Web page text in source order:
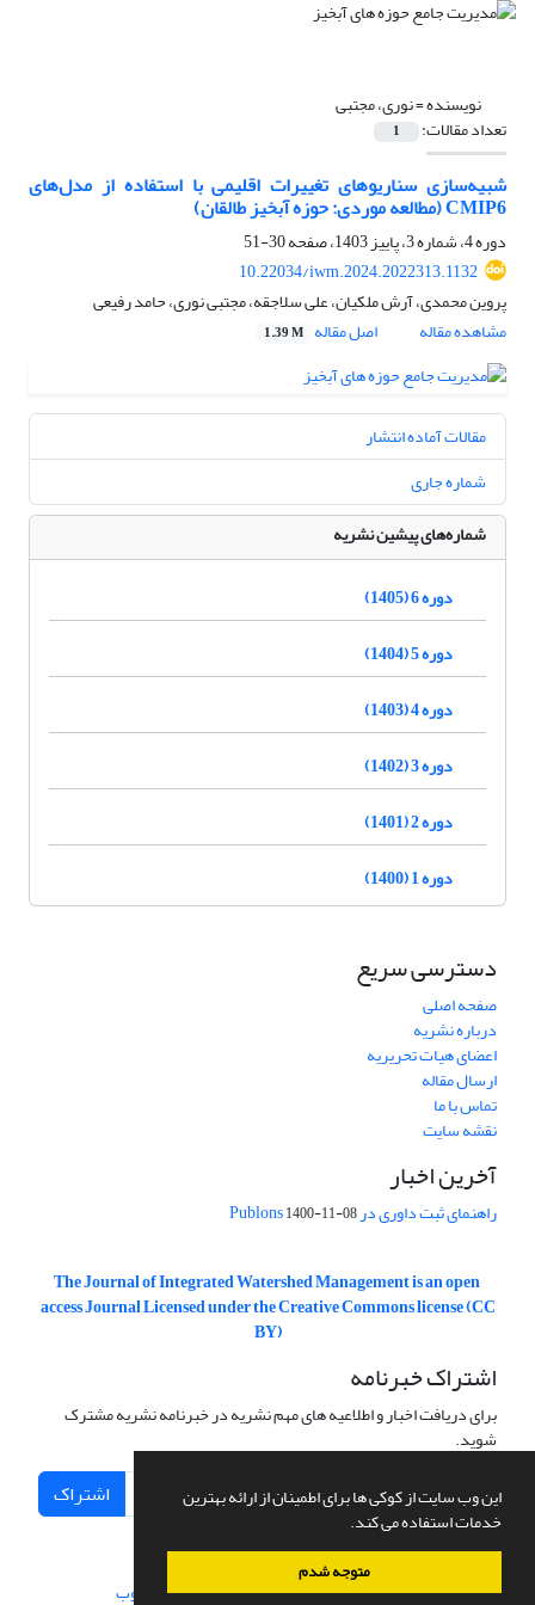
این وب سایت از کوکی ها برای اطمینان از ارائه بهترین
خدمات استفاده می کند.
متوجه شدم
نویسنده =نوری، مجتبی
تعداد مقالات: 1
شبیه‌سازی سناریوهای تغییرات اقلیمی با استفاده از مدل‌های
CMIP6 (مطالعه موردی: حوزه آبخیز طالقان)
دوره 4، شماره 3، پاییز 1403، صفحه
30-51
10.22034/iwm.2024.2022313.1132
پروین محمدی، آرش ملکیان، علی سلاجقه، مجتبی نوری، حامد رفیعی
مشاهده مقاله
اصل مقاله 1.39 M
مقالات آماده انتشار
شماره جاری
شماره‌های پیشین نشریه
دوره 6 (1405)
دوره 5 (1404)
دوره 4 (1403)
دوره 3 (1402)
دوره 2 (1401)
دوره 1 (1400)
دسترسی سریع
صفحه اصلی
درباره نشریه
اعضای هیات تحریریه
ارسال مقاله
تماس با ما
نقشه سایت
آخرین اخبار
راهنمای ثبت داوری در Publons1400-11-08
The Journal of Integrated Watershed Management is an open
access Journal Licensed under the Creative Commons license (CC
BY)
اشتراک خبرنامه
برای دریافت اخبار و اطلاعیه های مهم نشریه در خبرنامه نشریه مشترک
شوید.
اشتراک
سامانه مدیریت نشریات علمی.طراحی و پیاده سازی از سیناوب